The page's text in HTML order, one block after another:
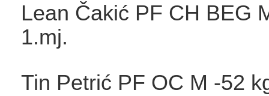
Lean Čakić PF CH BEG
1.mj.
Tin Petrić PF OC M -52